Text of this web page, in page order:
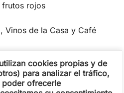
frutos rojos
Vinos de la Casa y Café
Arocas
cookies propias y de
para analizar el tráfico,
poder ofrecerle